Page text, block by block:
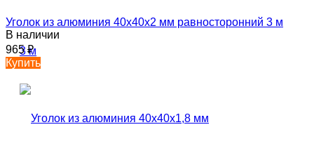
Уголок из алюминия 40х40х2 мм равносторонний 3 м
В наличии
965₽
Купить